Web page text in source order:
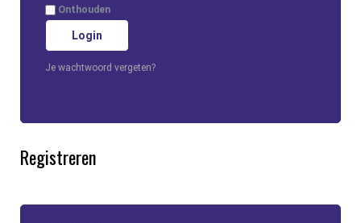
Onthouden
Login
Je wachtwoord vergeten?
Registreren